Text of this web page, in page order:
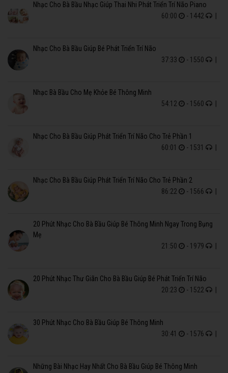
Nhạc Cho Bà Bầu Nhạc Giúp Thai Nhi Phát Triển Trí Não Piano
60:00
- 1442 |
Nhạc Cho Bà Bầu Giúp Bé Phát Triển Trí Não
37:33
- 1550 |
Nhạc Bà Bầu Cho Mẹ Khỏe Bé Thông Minh
54:12
- 1560 |
Nhạc Cho Bà Bầu Giúp Phát Triển Trí Não Cho Trẻ Phần 1
60:01
- 1531 |
Nhạc Cho Bà Bầu Giúp Phát Triển Trí Não Cho Trẻ Phần 2
86:22
- 1566 |
20 Phút Nhạc Cho Bà Bầu Giúp Bé Thông Minh Ngay Trong Bụng
Mẹ
21:50
- 1979 |
20 Phút Nhạc Thư Giãn Cho Bà Bầu Giúp Bé Phát Triển Trí Não
20:23
- 1522 |
30 Phút Nhạc Cho Bà Bầu Giúp Bé Thông Minh
30:41
- 1576 |
Những Bài Nhạc Hay Nhất Cho Bà Bầu Giúp Bé Thông Minh